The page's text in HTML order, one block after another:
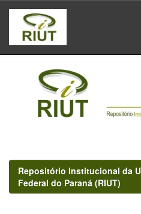
Skip
navigation
Repositório Institucional da
Federal do Paraná (RIUT)